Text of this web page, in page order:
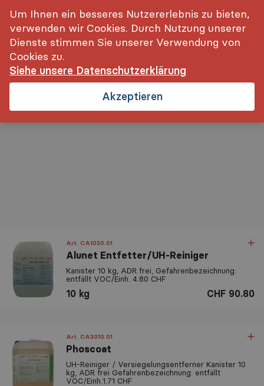
Um Ihnen ein besseres Nutzererlebnis zu bieten,
verwenden wir Cookies. Durch Nutzung unserer
Dienste stimmen Sie unserer Verwendung von
Cookies zu.
Siehe unsere Datenschutzerklärung
Akzeptieren
inkl. MwSt. Login
Relevanz
Art. CA1030.01
Alunet Entfetter/UH-Reiniger
Kanister 10 kg, ADR frei, Gefahrenbezeichnung:
entfällt VOC/Einh. 4.80 CHF
10 kg CHF 90.80
Art. CA3010.01
Phoscoat
UH-Reiniger / Versiegelungsentferner Kanister 10
kg, ADR frei Gefahrenbezeichnung: entfällt
VOC/Einh.1.71 CHF